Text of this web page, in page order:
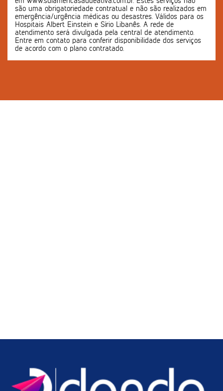
são uma obrigatoriedade contratual e não são realizados em
emergência/urgência médicas ou desastres. Válidos para os
Hospitais Albert Einstein e Sírio Libanês. A rede de
atendimento será divulgada pela central de atendimento.
Entre em contato para conferir disponibilidade dos serviços
de acordo com o plano contratado.